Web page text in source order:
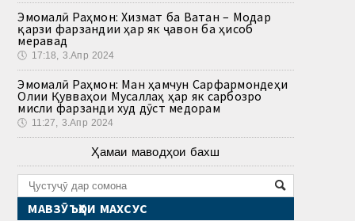
Эмомалӣ Раҳмон: Хизмат ба Ватан – Модар
қарзи фарзандии ҳар як ҷавон ба ҳисоб
меравад
🕔 17:18, 3.Апр 2024
Эмомалӣ Раҳмон: Ман ҳамчун Сарфармондеҳи
Олии Қувваҳои Мусаллаҳ ҳар як сарбозро
мисли фарзанди худ дӯст медорам
🕔 11:27, 3.Апр 2024
Ҳамаи маводҳои бахш
МАВЗӮЪҲОИ МАХСУС